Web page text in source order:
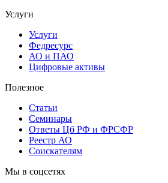
Услуги
Услуги
Федресурс
АО и ПАО
Цифровые активы
Полезное
Статьи
Cеминары
Ответы Цб РФ и ФРСФР
Реестр АО
Соискателям
Мы в соцсетях